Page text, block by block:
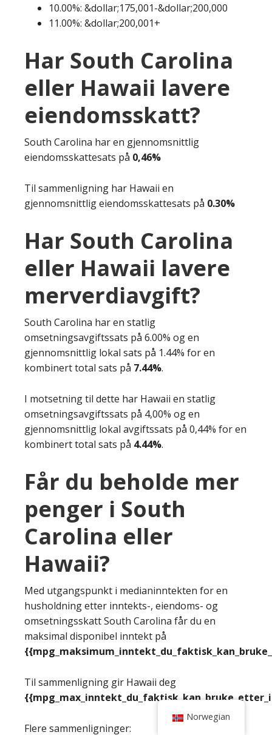
10.00%: &dollar;175,001-&dollar;200,000
11.00%: &dollar;200,001+
Har South Carolina
eller Hawaii lavere
eiendomsskatt?
South Carolina har en gjennomsnittlig
eiendomsskattesats på 0,46%
Til sammenligning har Hawaii en
gjennomsnittlig eiendomsskattesats på 0.30%
Har South Carolina
eller Hawaii lavere
merverdiavgift?
South Carolina har en statlig
omsetningsavgiftssats på 6.00% og en
gjennomsnittlig lokal sats på 1.44% for en
kombinert total sats på 7.44%.
I motsetning til dette har Hawaii en statlig
omsetningsavgiftssats på 4,00% og en
gjennomsnittlig lokal avgiftssats på 0,44% for en
kombinert total sats på 4.44%.
Får du beholde mer
penger i South
Carolina eller
Hawaii?
Med utgangspunkt i medianinntekten for en
husholdning etter inntekts-, eiendoms- og
omsetningsskatt South Carolina får du en
maksimal disponibel inntekt på
Til sammenligning gir Hawaii deg
Flere sammenligninger:
Norwegian